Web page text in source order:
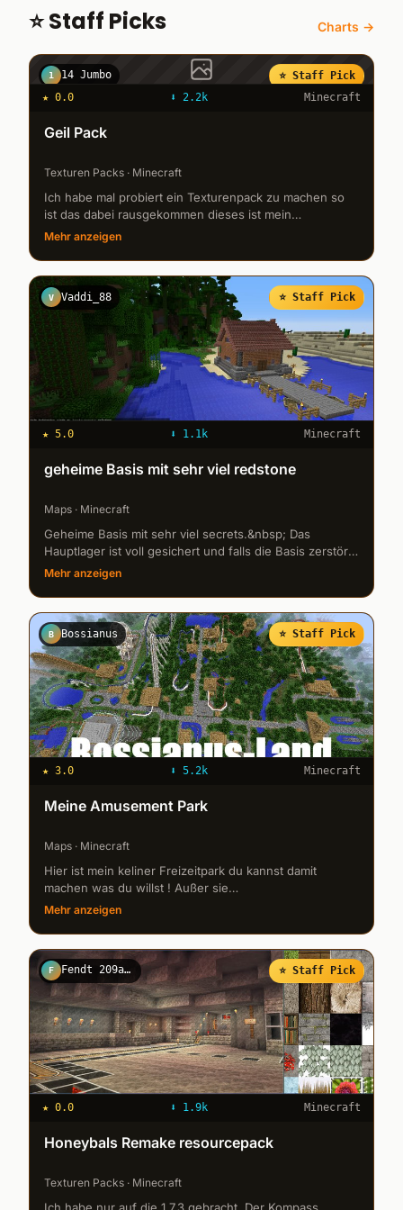
⭐ Staff Picks Charts →
⭐ Staff Pick
1
14 Jumbo
★ 0.0 ⬇ 2.2k Minecraft
Geil Pack
Texturen Packs · Minecraft
Ich habe mal probiert ein Texturenpack zu machen so
ist das dabei rausgekommen dieses ist mein
erstesdarum vergebt mier ein par schönheitsfehler ich
Mehr anzeigen
⭐ Staff Pick
V Vaddi_88
★ 5.0 ⬇ 1.1k Minecraft
geheime Basis mit sehr viel redstone
Maps · Minecraft
Geheime Basis mit sehr viel secrets.&nbsp; Das
Hauptlager ist voll gesichert und falls die Basis zerstört
wird kann man die Items sicher rausholen. Na dann
Mehr anzeigen
⭐ Staff Pick
B Bossianus
★ 3.0 ⬇ 5.2k Minecraft
Meine Amusement Park
Maps · Minecraft
Hier ist mein keliner Freizeitpark du kannst damit
machen was du willst ! Außer sie
weiterzugeben/kopieren ! Die Map geht ab der
Mehr anzeigen
⭐ Staff Pick
F Fendt 209abg
★ 0.0 ⬇ 1.9k Minecraft
Honeybals Remake resourcepack
Texturen Packs · Minecraft
Ich habe nur auf die 1.7.3 gebracht. Der Kompass